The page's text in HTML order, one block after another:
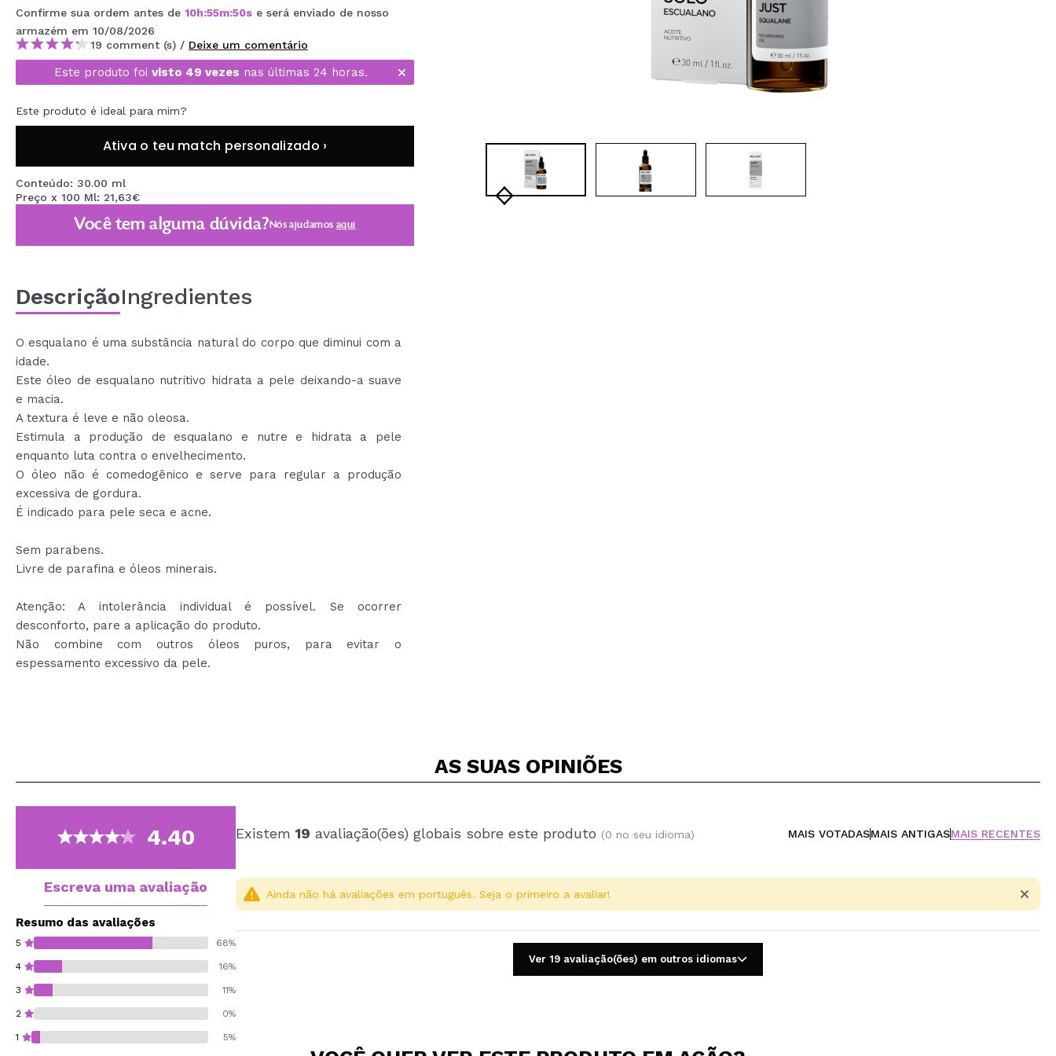
MAQUIFARMA
KOREA ZONE
TRAVEL SIZE
NATURE
DESCONTOS
OUTLET
ELES VOLTARAM!
BLOG
CRIAR CONTA
Confirme sua ordem antes de 10h:55m:50s e será enviado de nosso
armazém em 10/08/2026
19 comment (s) / Deixe um comentário
Este produto foi visto 49 vezes nas últimas 24 horas.
Este produto é ideal para mim?
Ativa o teu match personalizado ›
Conteúdo: 30.00 ml
Preço x 100 Ml: 21,63€
Você tem alguma dúvida?Nós ajudamos aqui
DescriçãoIngredientes
O esqualano é uma substância natural do corpo que diminui com a
idade.
Este óleo de esqualano nutritivo hidrata a pele deixando-a suave
e macia.
A textura é leve e não oleosa.
Estimula a produção de esqualano e nutre e hidrata a pele
enquanto luta contra o envelhecimento.
O óleo não é comedogênico e serve para regular a produção
excessiva de gordura.
É indicado para pele seca e acne.
Sem parabens.
Livre de parafina e óleos minerais.
Atenção: A intolerância individual é possível. Se ocorrer
desconforto, pare a aplicação do produto.
Não combine com outros óleos puros, para evitar o
espessamento excessivo da pele.
AS SUAS OPINIÕES
4.40
Escreva uma avaliação
Resumo das avaliações
5 68%
4 16%
3 11%
2 0%
1 5%
Existem 19 avaliação(ões) globais sobre este produto (0 no seu idioma) MAIS VOTADASMAIS ANTIGASMAIS RECENTES
Ainda não há avaliações em português. Seja o primeiro a avaliar!
Ver 19 avaliação(ões) em outros idiomas